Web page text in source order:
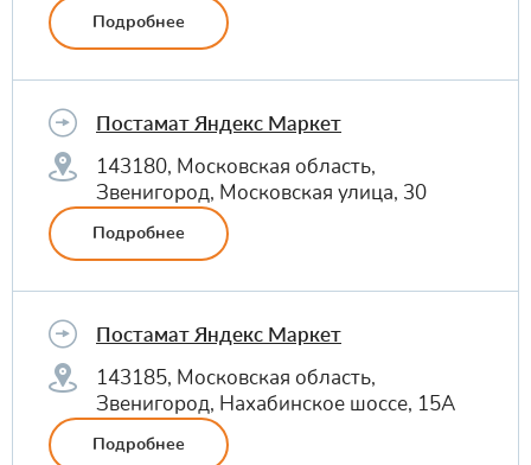
Подробнее
Постамат Яндекс Маркет
143180, Московская область,
Звенигород, Московская улица, 30
Подробнее
Постамат Яндекс Маркет
143185, Московская область,
Звенигород, Нахабинское шоссе, 15А
Подробнее